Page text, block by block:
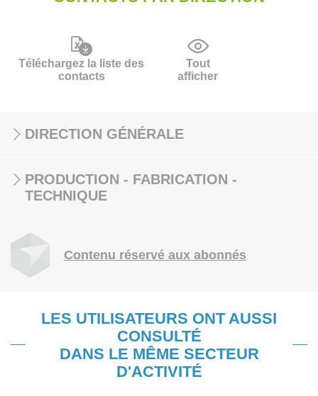
Téléchargez la liste des
contacts
Tout
afficher
DIRECTION GÉNÉRALE
PRODUCTION - FABRICATION -
TECHNIQUE
Contenu réservé aux abonnés
LES UTILISATEURS ONT AUSSI
CONSULTÉ
DANS LE MÊME SECTEUR
D'ACTIVITÉ